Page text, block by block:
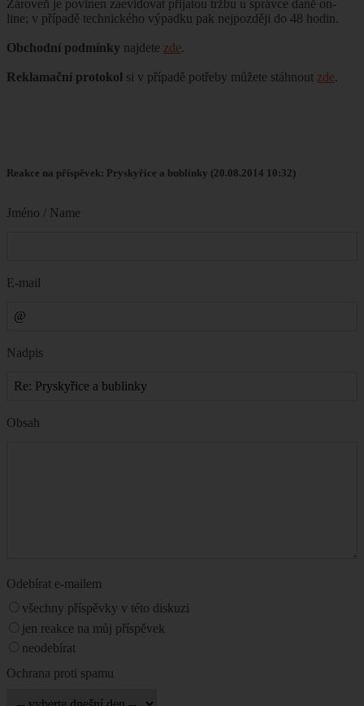
Zároveň je povinen zaevidovat přijatou tržbu u správce daně on-
line; v případě technického výpadku pak nejpozději do 48 hodin.
Obchodní podmínky najdete zde.
Reklamační protokol si v případě potřeby můžete stáhnout zde.
Reakce na příspěvek: Pryskyřice a bublinky (20.08.2014 10:32)
Jméno / Name
E-mail
Nadpis
Obsah
Odebírat e-mailem
všechny příspěvky v této diskuzi
jen reakce na můj příspěvek
neodebírat
Ochrana proti spamu